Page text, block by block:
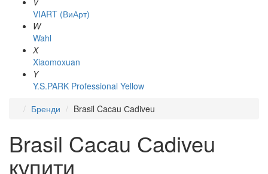
VIART (ВиАрт)
W
Wahl
X
Xiaomoxuan
Y
Y.S.PARK Professional Yellow
Бренди
Brasil Cacau Сadiveu
Brasil Cacau Сadiveu
купити